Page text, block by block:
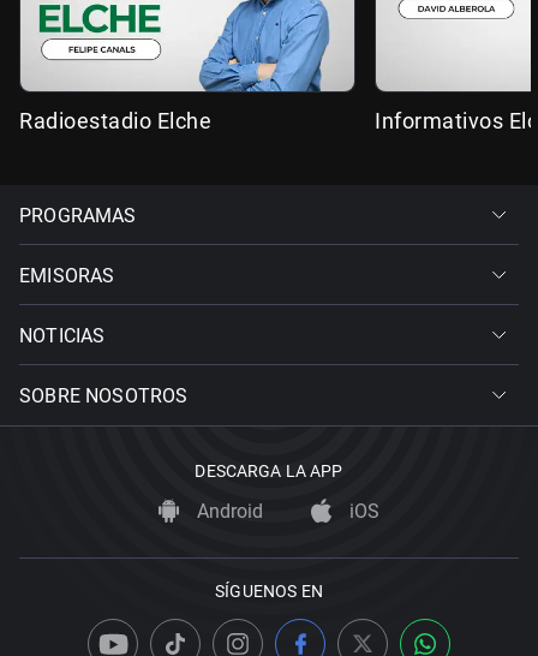
Radioestadio Elche Informativos
PROGRAMAS
EMISORAS
NOTICIAS
SOBRE NOSOTROS
DESCARGA LA APP
Android iOS
SÍGUENOS EN